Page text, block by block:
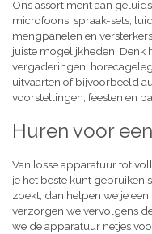
Ons assortiment aan
microfoons, spraak-sets,
mengpanelen en
juiste mogelijkheden. Denk
vergaderingen,
uitvaarten of bijvoorbeeld
voorstellingen, feesten en
Huren voor
Van losse apparatuur tot
je het beste kunt gebruiken
zoekt, dan helpen we je
verzorgen we vervolgens
we de apparatuur netjes